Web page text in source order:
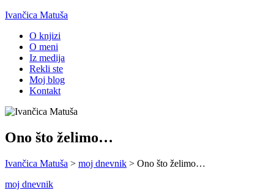
Ivančica Matuša
O knjizi
O meni
Iz medija
Rekli ste
Moj blog
Kontakt
Ono što želimo…
Ivančica Matuša > moj dnevnik > Ono što želimo…
moj dnevnik